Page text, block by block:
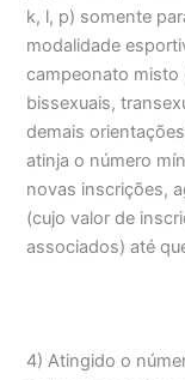
k, l, p) somente
modalidade
campeonato misto
bissexuais,
demais
atinja o número
novas inscrições,
(cujo valor de
associados) até
4) Atingido o